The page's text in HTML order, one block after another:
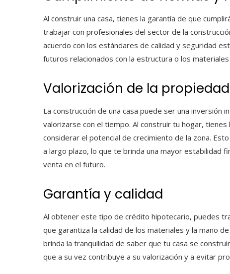
Al construir una casa, tienes la garantía de que
trabajar con profesionales del sector de la
acuerdo con los estándares de calidad y seguridad
futuros relacionados con la estructura o los
Valorización de la propiedad
La construcción de una casa puede ser una inversión
valorizarse con el tiempo. Al construir tu hogar,
considerar el potencial de crecimiento de la zona.
a largo plazo, lo que te brinda una mayor estabilidad
venta en el futuro.
Garantía y calidad
Al obtener este tipo de crédito hipotecario, puedes
que garantiza la calidad de los materiales y la mano
brinda la tranquilidad de saber que tu casa se
que a su vez contribuye a su valorización y a evitar